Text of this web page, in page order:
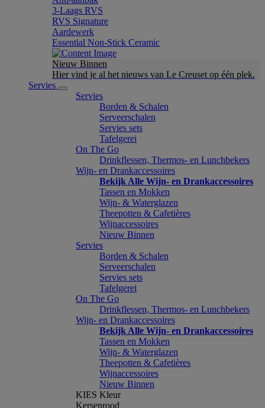
3-Laags RVS
RVS Signature
Aardewerk
Essential Non-Stick Ceramic
Nieuw Binnen
Hier vind je al het nieuws van Le Creuset op één plek.
Servies
Servies
Borden & Schalen
Serveerschalen
Servies sets
Tafelgerei
On The Go
Drinkflessen, Thermos- en Lunchbekers
Wijn- en Drankaccessoires
Bekijk Alle Wijn- en Drankaccessoires
Tassen en Mokken
Wijn- & Waterglazen
Theepotten & Cafetières
Wijnaccessoires
Nieuw Binnen
Servies
Borden & Schalen
Serveerschalen
Servies sets
Tafelgerei
On The Go
Drinkflessen, Thermos- en Lunchbekers
Wijn- en Drankaccessoires
Bekijk Alle Wijn- en Drankaccessoires
Tassen en Mokken
Wijn- & Waterglazen
Theepotten & Cafetières
Wijnaccessoires
Nieuw Binnen
KIES Kleur
Kersenrood